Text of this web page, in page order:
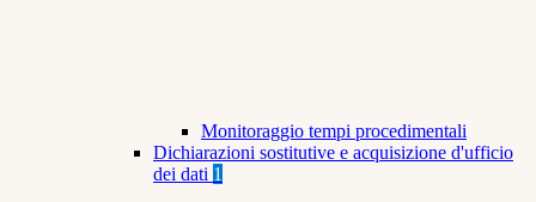
Monitoraggio tempi procedimentali
Dichiarazioni sostitutive e acquisizione d'ufficio
dei dati 1